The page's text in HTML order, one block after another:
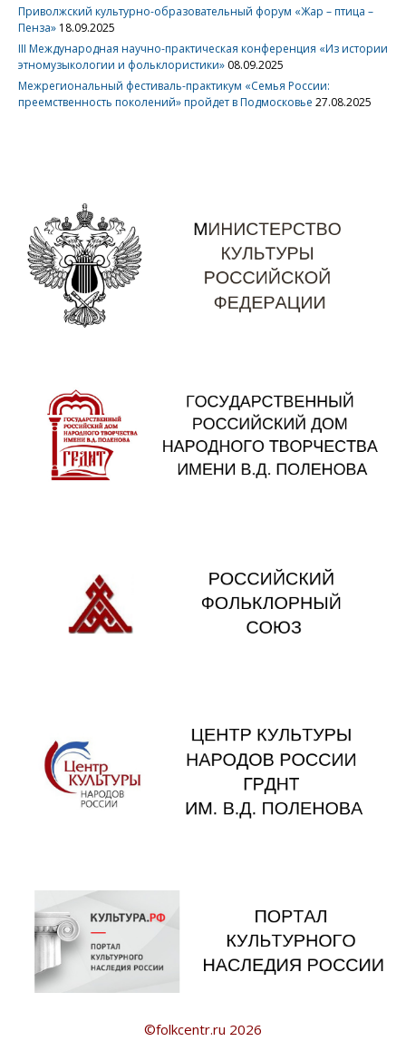
Приволжский культурно-образовательный форум «Жар – птица –
Пенза» 18.09.2025
III Международная научно-практическая конференция «Из истории
этномузыкологии и фольклористики» 08.09.2025
Межрегиональный фестиваль-практикум «Семья России:
преемственность поколений» пройдет в Подмосковье 27.08.2025
©folkcentr.ru 2026